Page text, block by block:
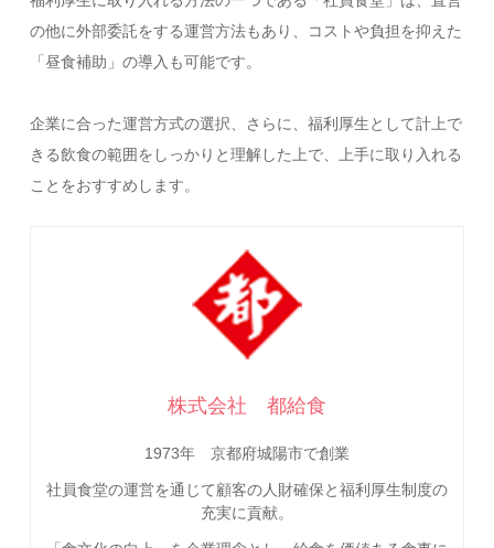
の他に外部委託をする運営方法もあり、コストや負担を抑えた
「昼食補助」の導入も可能です。
企業に合った運営方式の選択、さらに、福利厚生として計上で
きる飲食の範囲をしっかりと理解した上で、上手に取り入れる
ことをおすすめします。
株式会社 都給食
1973年 京都府城陽市で創業
社員食堂の運営を通じて顧客の人財確保と福利厚生制度の
充実に貢献。